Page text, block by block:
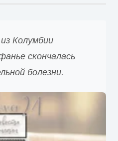
Колумбии
скончалась
болезни.